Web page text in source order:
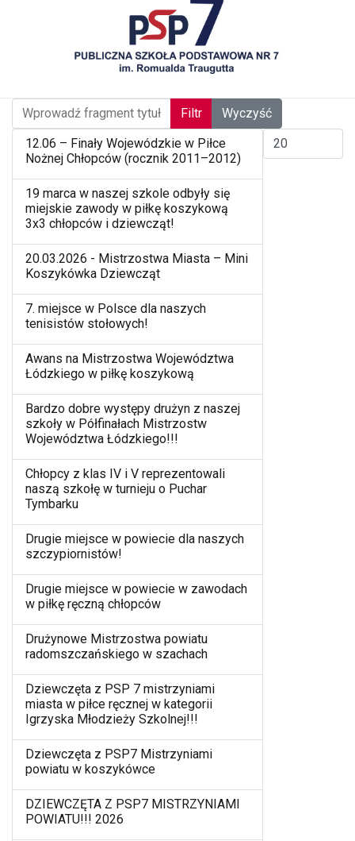
Wprowadź fragment tytułu
Filtr Wyczyść
12.06 – Finały Wojewódzkie w Piłce
Nożnej Chłopców (rocznik 2011–2012)
19 marca w naszej szkole odbyły się
miejskie zawody w piłkę koszykową
3x3 chłopców i dziewcząt!
20.03.2026 - Mistrzostwa Miasta – Mini
Koszykówka Dziewcząt
7. miejsce w Polsce dla naszych
tenisistów stołowych!
Awans na Mistrzostwa Województwa
Łódzkiego w piłkę koszykową
Bardzo dobre występy drużyn z naszej
szkoły w Półfinałach Mistrzostw
Województwa Łódzkiego!!!
Chłopcy z klas IV i V reprezentowali
naszą szkołę w turnieju o Puchar
Tymbarku
Drugie miejsce w powiecie dla naszych
szczypiornistów!
Drugie miejsce w powiecie w zawodach
w piłkę ręczną chłopców
Drużynowe Mistrzostwa powiatu
radomszczańskiego w szachach
Dziewczęta z PSP 7 mistrzyniami
miasta w piłce ręcznej w kategorii
Igrzyska Młodzieży Szkolnej!!!
Dziewczęta z PSP7 Mistrzyniami
powiatu w koszykówce
DZIEWCZĘTA Z PSP7 MISTRZYNIAMI
POWIATU!!! 2026